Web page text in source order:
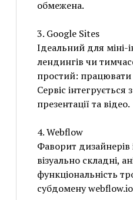
обмежена.
3. Google Sites
Ідеальний для міні-
лендингів чи
простий: працювати
Сервіс
презентації та відео.
4. Webflow
Фаворит дизайнерів
візуально складні,
функціональність
субдомену